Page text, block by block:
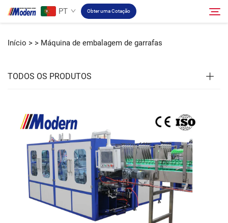
PT Obter uma Cotação
Sobre
Vídeo
Contato
Início > > Máquina de embalagem de garrafas
TODOS OS PRODUTOS